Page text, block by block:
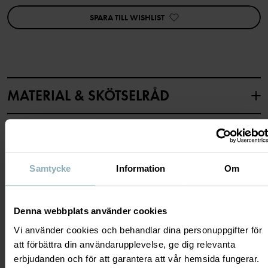
Samtycke Information Om
Denna webbplats använder cookies
Vi använder cookies och behandlar dina personuppgifter för
att förbättra din användarupplevelse, ge dig relevanta
erbjudanden och för att garantera att vår hemsida fungerar.
Artikelnummer
60603622SPARA TILL WISHLIST
MATERIAL & SKÖTSELRÅD
100% Cotton Organic
Skötselråd
60°C maskintvätt varm
LEVERANS & RETUR
Leverans & retur
Leverans
DU KANSKE OCKSÅ GILLAR